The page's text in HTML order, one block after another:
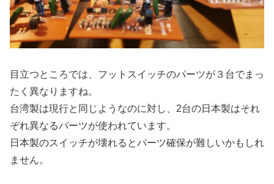
目立つところでは、フットスイッチのパーツが３台でまっ
たく異なりますね。
台湾製は現行と同じようなのに対し、2台の日本製はそれ
ぞれ異なるパーツが使われています。
日本製のスイッチが壊れるとパーツ確保が難しいかもしれ
ません。